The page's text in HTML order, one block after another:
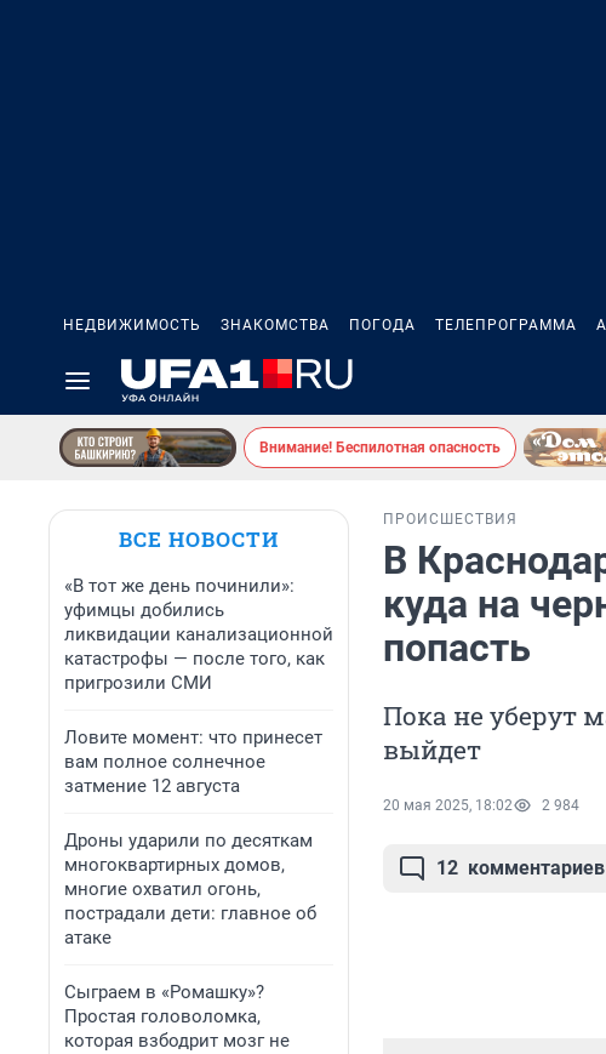
НЕДВИЖИМОСТЬ ЗНАКОМСТВА ПОГОДА ТЕЛЕПРОГРАММА
Внимание! Беспилотная опасность
ВСЕ НОВОСТИ
«В тот же день починили»:
уфимцы добились
ликвидации канализационной
катастрофы — после того, как
пригрозили СМИ
Ловите момент: что принесет
вам полное солнечное
затмение 12 августа
Дроны ударили по десяткам
многоквартирных домов,
многие охватил огонь,
пострадали дети: главное об
атаке
Сыграем в «Ромашку»?
Простая головоломка,
которая взбодрит мозг не
ПРОИСШЕСТВИЯ
В
куда на
попасть
Пока не уберут
выйдет
20 мая 2025, 18:02 2 984
12 комментариев